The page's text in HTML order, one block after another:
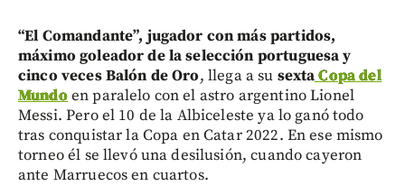
“El Comandante”, jugador con más partidos,
máximo goleador de la selección portuguesa y
cinco veces Balón de Oro, llega a su sextaCopa del
Mundoen paralelo con el astro argentino Lionel
Messi. Pero el 10 de la Albiceleste ya lo ganó todo
tras conquistar la Copa en Catar 2022. En ese mismo
torneo él se llevó una desilusión, cuando cayeron
ante Marruecos en cuartos.